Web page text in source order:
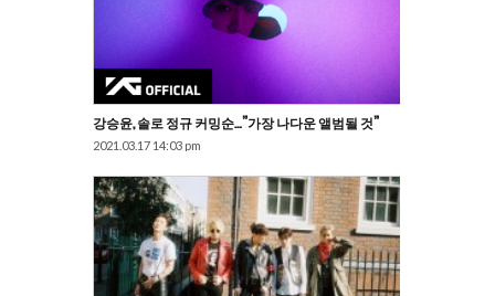
강승윤, 솔로 정규 커밍순…”가장 나다운 앨범될 것”
2021.03.17 14:03 pm